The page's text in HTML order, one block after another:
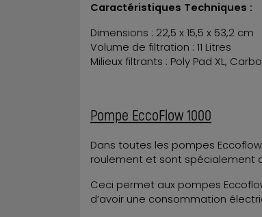
Caractéristiques Techniques :
Dimensions : 22,5 x 15,5 x 53,2 cm
Volume de filtration : 11 Litres
Milieux filtrants : Poly Pad XL,
Pompe EccoFlow 1000
Dans toutes les pompes
roulement et sont spécialement
Ceci permet aux pompes
d’avoir une consommation